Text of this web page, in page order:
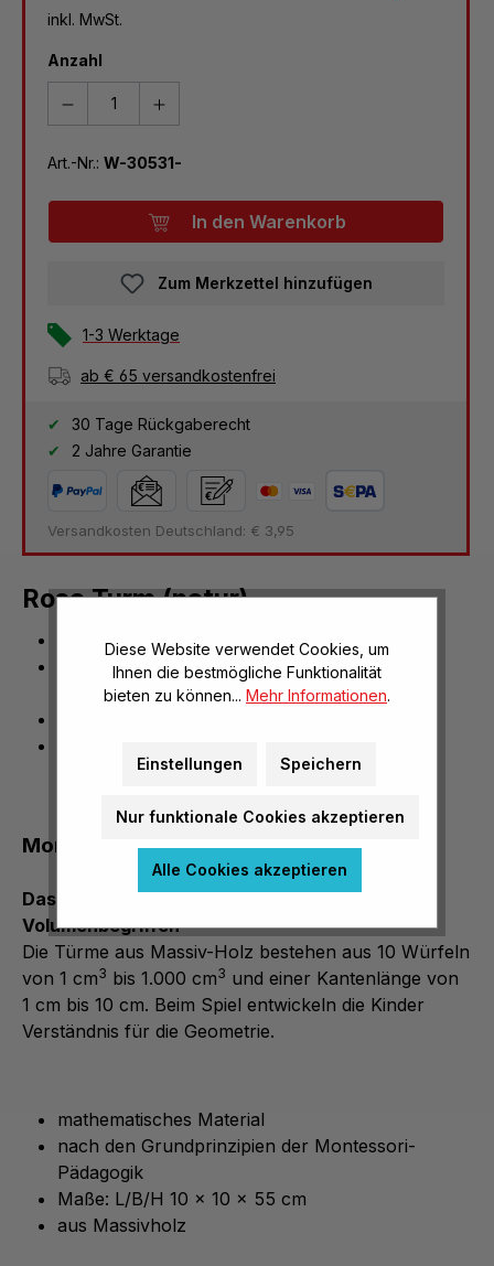
inkl. MwSt.
Anzahl
Art.-Nr.: W-30531-
In den Warenkorb
Zum Merkzettel hinzufügen
1-3 Werktage
ab € 65 versandkostenfrei
30 Tage Rückgaberecht
2 Jahre Garantie
Versandkosten Deutschland: € 3,95
Rosa Turm (natur)
mathematisches Material
nach den Grundprinzipien der Montessori-
Pädagogik
Montessori Würfelturm natur
Das Grundmaterial zum Umgang mit
Volumenbegriffen
Die Türme aus Massiv-Holz bestehen aus 10 Würfeln
von 1 cm3 bis 1.000 cm3 und einer Kantenlänge von
1 cm bis 10 cm. Beim Spiel entwickeln die Kinder
Verständnis für die Geometrie.
mathematisches Material
nach den Grundprinzipien der Montessori-
Pädagogik
Maße: L/B/H 10 x 10 x 55 cm
aus Massivholz
Diese Website verwendet Cookies, um
Ihnen die bestmögliche Funktionalität
bieten zu können... Mehr Informationen.
Einstellungen Speichern
Nur funktionale Cookies akzeptieren
Alle Cookies akzeptieren